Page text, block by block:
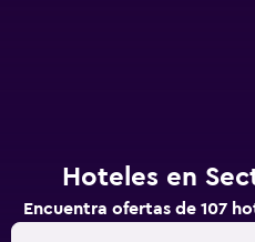
Hoteles en
Encuentra ofertas de 107